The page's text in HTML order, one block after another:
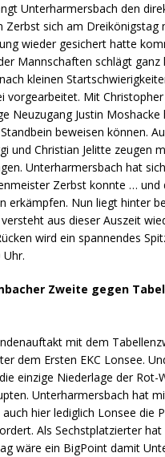
Unterharmersbach den
sich am Dreikönigstag
wieder gesichert hatte
Mannschaften schlägt ganz
kleinen
vorgearbeitet. Mit
Neuzugang Justin Moshacke
beweisen können.
und Christian Jelitte zeugen
Unterharmersbach hat
Zerbst konnte …
erkämpfen. Nun liegt hinter
aus dieser Auszeit
wird ein spannendes
Zweite gegen
mit dem
dem Ersten EKC Lonsee.
einzige Niederlage der Rot-
Unterharmersbach hat
hier lediglich Lonsee die
Als Sechstplatzierter
wäre ein BigPoint damit